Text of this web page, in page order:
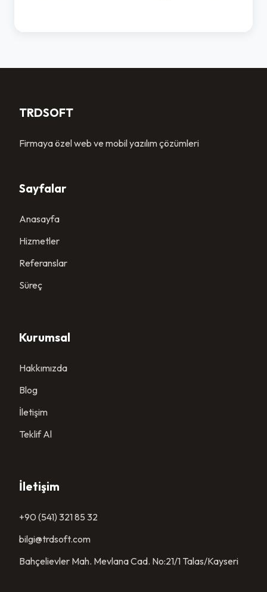
TRDSOFT
Firmaya özel web ve mobil yazılım çözümleri
Sayfalar
Anasayfa
Hizmetler
Referanslar
Süreç
Kurumsal
Hakkımızda
Blog
İletişim
Teklif Al
İletişim
+90 (541) 321 85 32
bilgi@trdsoft.com
Bahçelievler Mah. Mevlana Cad. No:21/1 Talas/Kayseri